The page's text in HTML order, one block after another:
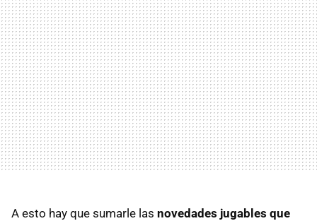
A esto hay que sumarle las novedades jugables que